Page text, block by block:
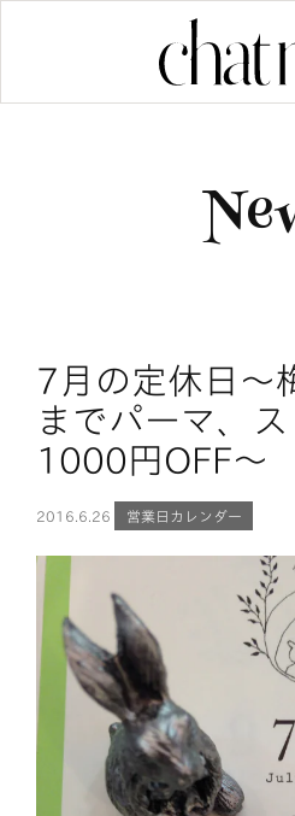
7月の定休日～
までパーマ、
1000円OFF～
2016. 6.26 営業日カレンダー